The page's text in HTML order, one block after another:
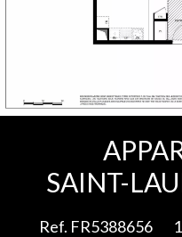
SAINT-
Ref. FR5388656